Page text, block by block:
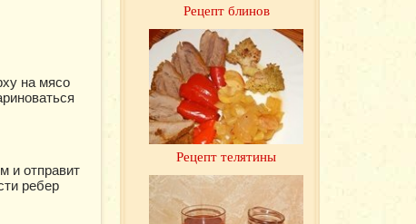
на мясо
и отправит
ребер
Рецепт блинов
Рецепт телятины